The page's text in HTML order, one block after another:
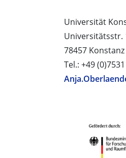
Universität
Universitätsstr.
78457 Konstanz
Tel.: +49